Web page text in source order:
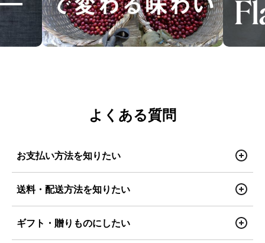
よくある質問
お支払い方法を知りたい
送料・配送方法を知りたい
ギフト・贈りものにしたい